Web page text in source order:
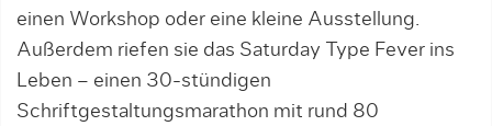
einen Workshop oder eine kleine Ausstellung.
Außerdem riefen sie das Saturday Type Fever ins
Leben – einen 30-stündigen
Schriftgestaltungsmarathon mit rund 80